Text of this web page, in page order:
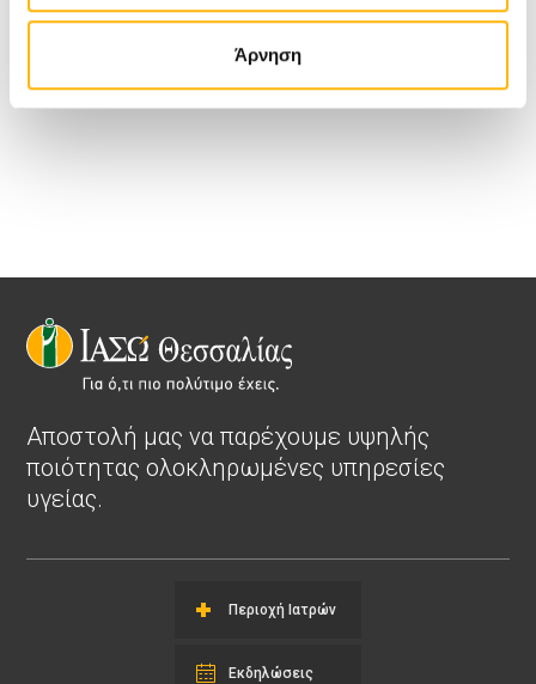
Άρνηση
Χριστοπούλου, Εμπορική Διεύθυνση Ομίλου ΙΑΣΩ, Τηλ.:210
6383917, E-mail:nchristopoulou@iaso.gr
Αποστολή μας να παρέχουμε υψηλής
ποιότητας ολοκληρωμένες υπηρεσίες
υγείας.
Περιοχή Ιατρών
Εκδηλώσεις